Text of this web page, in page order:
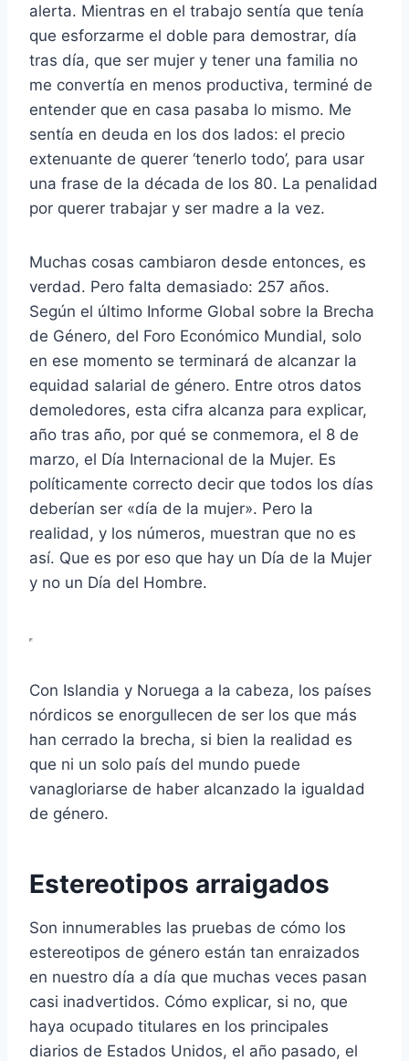
alerta. Mientras en el trabajo sentía que tenía
que esforzarme el doble para demostrar, día
tras día, que ser mujer y tener una familia no
me convertía en menos productiva, terminé de
entender que en casa pasaba lo mismo. Me
sentía en deuda en los dos lados: el precio
extenuante de querer ‘tenerlo todo’, para usar
una frase de la década de los 80. La penalidad
por querer trabajar y ser madre a la vez.
Muchas cosas cambiaron desde entonces, es
verdad. Pero falta demasiado: 257 años.
Según el último Informe Global sobre la Brecha
de Género, del Foro Económico Mundial, solo
en ese momento se terminará de alcanzar la
equidad salarial de género. Entre otros datos
demoledores, esta cifra alcanza para explicar,
año tras año, por qué se conmemora, el 8 de
marzo, el Día Internacional de la Mujer. Es
políticamente correcto decir que todos los días
deberían ser «día de la mujer». Pero la
realidad, y los números, muestran que no es
así. Que es por eso que hay un Día de la Mujer
y no un Día del Hombre.
Con Islandia y Noruega a la cabeza, los países
nórdicos se enorgullecen de ser los que más
han cerrado la brecha, si bien la realidad es
que ni un solo país del mundo puede
vanagloriarse de haber alcanzado la igualdad
de género.
Estereotipos arraigados
Son innumerables las pruebas de cómo los
estereotipos de género están tan enraizados
en nuestro día a día que muchas veces pasan
casi inadvertidos. Cómo explicar, si no, que
haya ocupado titulares en los principales
diarios de Estados Unidos, el año pasado, el